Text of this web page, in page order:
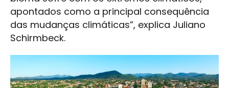
apontados como a principal consequência
das mudanças climáticas”, explica Juliano
Schirmbeck.